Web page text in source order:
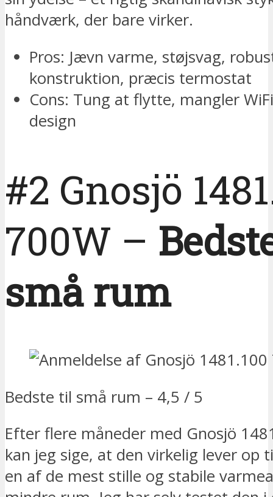
håndværk, der bare virker.
Pros: Jævn varme, støjsvag,
konstruktion, præcis termostat
Cons: Tung at flytte, mangler
design
#2 Gnosjö
700W –
små rum
Bedste til små rum – 4,5 / 5
Efter flere måneder med Gnosjö
kan jeg sige, at den virkelig lever op
en af de mest stille og stabile